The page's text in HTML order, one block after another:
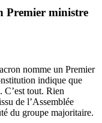
Premier ministre
nomme un Premier
indique que
C’est tout. Rien
de l’Assemblée
du groupe majoritaire.